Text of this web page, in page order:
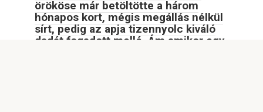
örököse már betöltötte a három
hónapos kort, mégis megállás nélkül
sírt, pedig az apja tizennyolc kiváló
dadát fogadott mellé. Ám amikor egy